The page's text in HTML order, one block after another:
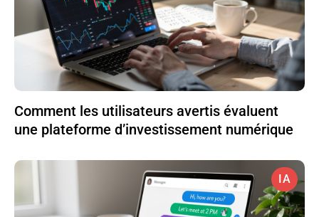
Comment les utilisateurs avertis évaluent
une plateforme d’investissement numérique
IA